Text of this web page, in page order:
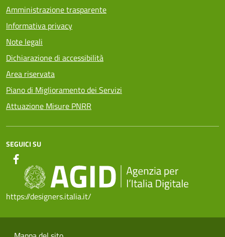
Amministrazione trasparente
Informativa privacy
Note legali
Dichiarazione di accessibilità
Area riservata
Piano di Miglioramento dei Servizi
Attuazione Misure PNRR
SEGUICI SU
https://designers.italia.it/